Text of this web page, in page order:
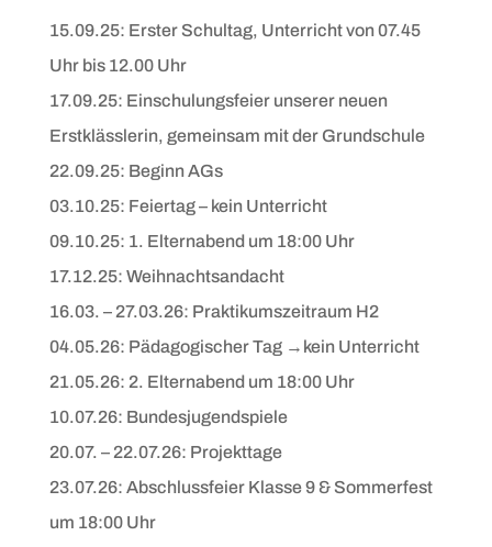
15.09.25: Erster Schultag, Unterricht von 07.45
Uhr bis 12.00 Uhr
17.09.25: Einschulungsfeier unserer neuen
Erstklässlerin, gemeinsam mit der Grundschule
22.09.25: Beginn AGs
03.10.25: Feiertag – kein Unterricht
09.10.25: 1. Elternabend um 18:00 Uhr
17.12.25: Weihnachtsandacht
16.03. – 27.03.26: Praktikumszeitraum H2
04.05.26: Pädagogischer Tag →kein Unterricht
21.05.26: 2. Elternabend um 18:00 Uhr
10.07.26: Bundesjugendspiele
20.07. – 22.07.26: Projekttage
23.07.26: Abschlussfeier Klasse 9 & Sommerfest
um 18:00 Uhr